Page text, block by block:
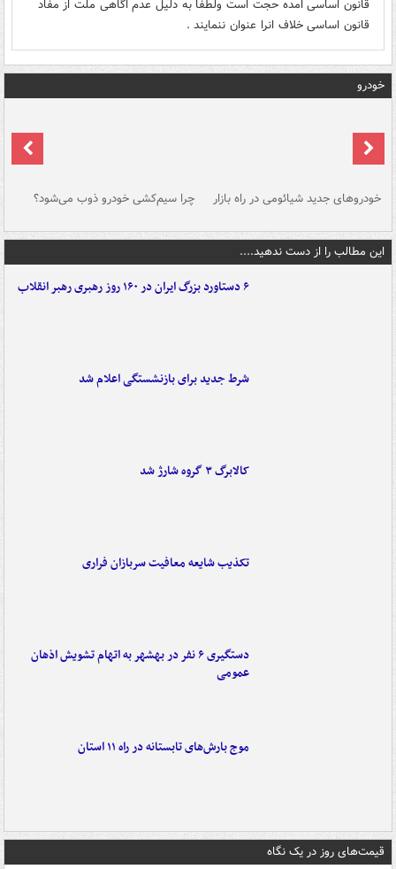
قانون اساسی امده حجت است ولطفا به دلیل عدم اگاهی ملت از مفاد
قانون اساسی خلاف انرا عنوان ننمایند .
خودرو
خودروهای جدید شیائومی در راه بازار چرا سیم‌کشی خودرو ذوب می‌شود؟
این مطالب را از دست ندهید....
۶ دستاورد بزرگ ایران در ۱۶۰ روز رهبری رهبر انقلاب
شرط جدید برای بازنشستگی اعلام شد
کالابرگ ۳ گروه شارژ شد
تکذیب شایعه معافیت سربازان فراری
دستگیری ۶ نفر در بهشهر به اتهام تشویش اذهان
عمومی
موج بارش‌های تابستانه در راه ۱۱ استان
قیمت‌های روز در یک نگاه